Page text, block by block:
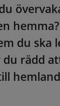
du ska
du rädd